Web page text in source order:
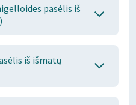
pasėlis iš
iš išmatų